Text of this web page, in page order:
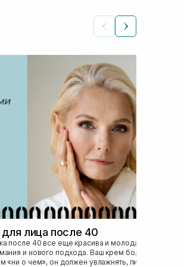
лица после 40
и нового подхода. Ваш крем больше не
«ни о чем», он должен увлажнять, питать,